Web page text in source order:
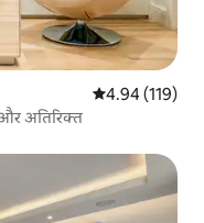
औसत रेटिंग 5 में से
4.94 (119)
और अतिरिक्त